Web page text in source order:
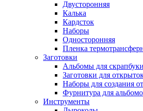
Двусторонняя
Калька
Кардсток
Наборы
Односторонняя
Пленка
Заготовки
Альбомы для
Заготовки для
Наборы для создания
Фурнитура для
Инструменты